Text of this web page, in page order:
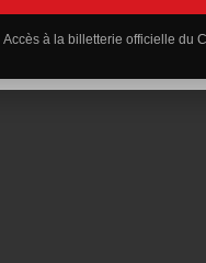
Accès à la billetterie officielle du